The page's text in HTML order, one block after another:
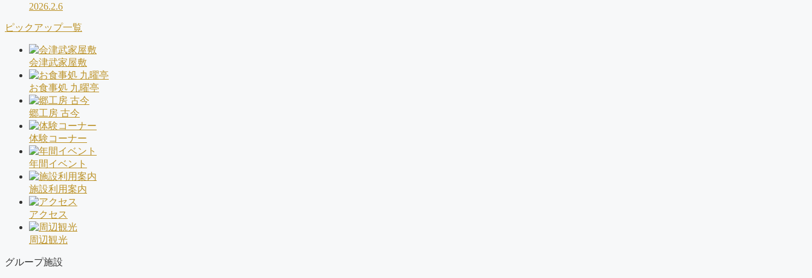
2026.2.6
ピックアップ一覧
会津武家屋敷
お食事処 九曜亭
郷工房 古今
体験コーナー
年間イベント
施設利用案内
アクセス
周辺観光
グループ施設